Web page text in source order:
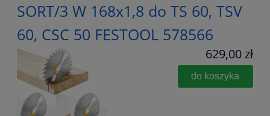
SORT/3 W 168x1,8 do TS 60, TSV
60, CSC 50 FESTOOL 578566
629,00 zł
do koszyka